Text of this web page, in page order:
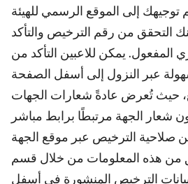
توجيهك إلى الموقع الرسمي للهيئة
التحقق من رقم الترخيص والتأكد
المفعول. يمكن للاعبين التأكد من
عبر النزول إلى أسفل الصفحة
حيث تُعرض عادةً شعارات الجهات
شعار الجهة مرتبطًا برابط مباشر
صلاحية الترخيص عبر موقع الجهة
من هذه المعلومات من خلال قسم
الترخيص المنشورة في أسفل